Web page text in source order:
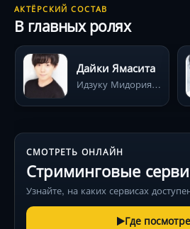
АКТЁРСКИЙ СОСТАВ
В главных ролях
Дайки Ямасита
Идзуку Мидория (Деку)
СМОТРЕТЬ ОНЛАЙН
Стриминговые
Узнайте, на каких сервисах
Где